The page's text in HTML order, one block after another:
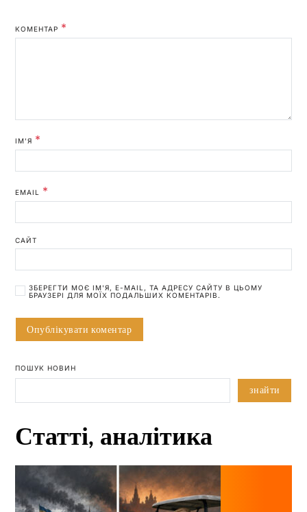
КОМЕНТАР *
ІМ'Я *
EMAIL *
САЙТ
ЗБЕРЕГТИ МОЄ ІМ'Я, E-MAIL, ТА АДРЕСУ САЙТУ В ЦЬОМУ
БРАУЗЕРІ ДЛЯ МОЇХ ПОДАЛЬШИХ КОМЕНТАРІВ.
ПОШУК НОВИН
знайти
Статті, аналітика